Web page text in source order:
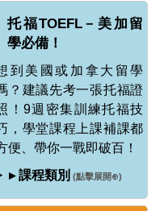
托福TOEFL－美加留
學必備！
到美國或加拿大留學
？建議先考一張托福證
！9週密集訓練托福技
，學堂課程上課補課都
便、帶你一戰即破百！
▸ 課程類別 (點擊展開⊕)